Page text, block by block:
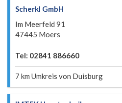
Scherkl GmbH
Im Meerfeld 91
47445 Moers
Tel: 02841 886660
7 km Umkreis von Duisburg